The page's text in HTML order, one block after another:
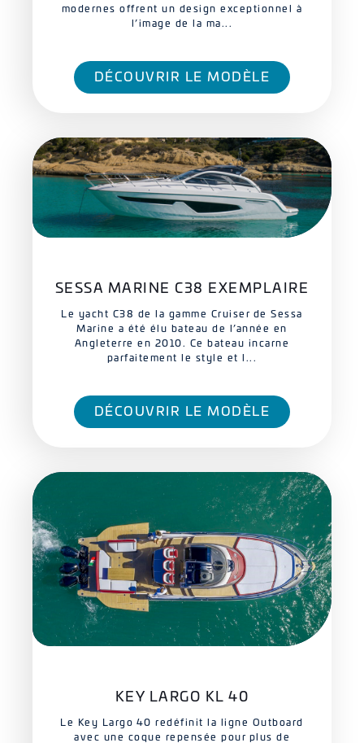
modernes offrent un design exceptionnel à
l’image de la ma...
DÉCOUVRIR LE MODÈLE
SESSA MARINE C38 EXEMPLAIRE
Le yacht C38 de la gamme Cruiser de Sessa
Marine a été élu bateau de l’année en
Angleterre en 2010. Ce bateau incarne
parfaitement le style et l...
DÉCOUVRIR LE MODÈLE
KEY LARGO KL 40
Le Key Largo 40 redéfinit la ligne Outboard
avec une coque repensée pour plus de